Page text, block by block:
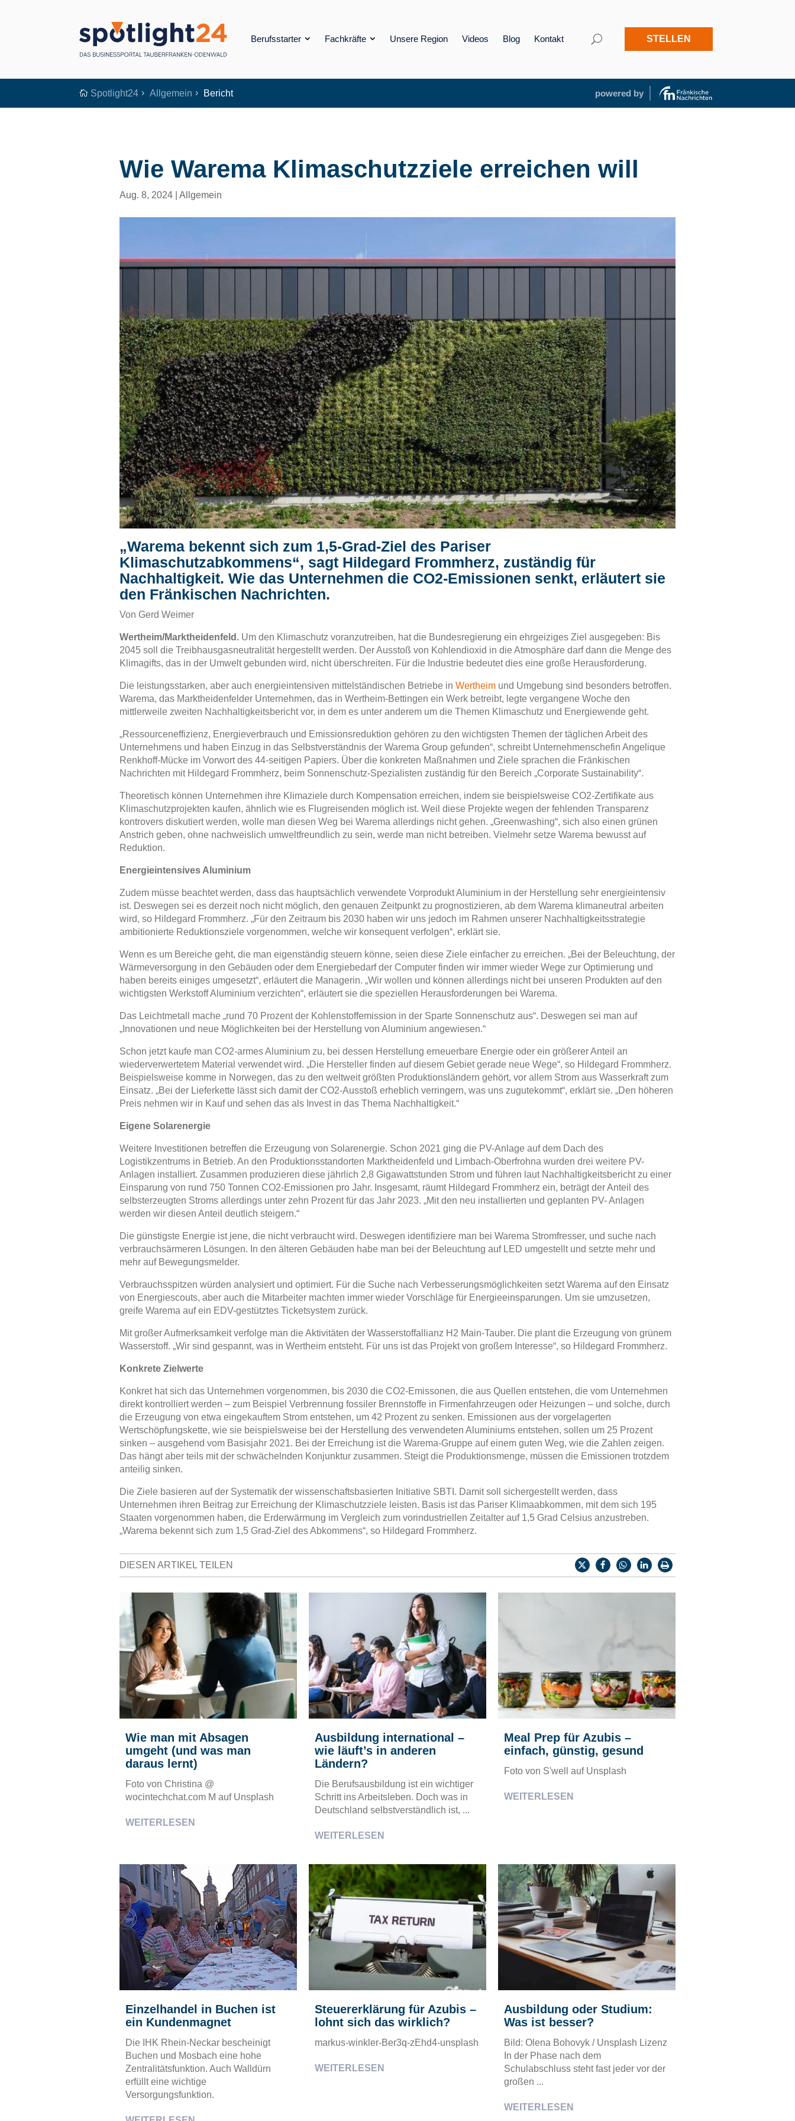
Berufsstarter Fachkräfte Unsere Region Videos Blog Kontakt STELLEN
 Spotlight24 5 Allgemein 5 Bericht powered by
Wie Warema Klimaschutzziele erreichen will
Aug. 8, 2024 Allgemein
„Warema bekennt sich zum 1,5-Grad-Ziel des Pariser
Klimaschutzabkommens“, sagt Hildegard Frommherz, zuständig für
Nachhaltigkeit. Wie das Unternehmen die CO2-Emissionen senkt, erläutert sie
den Fränkischen Nachrichten.
Von Gerd Weimer
Wertheim/Marktheidenfeld. Um den Klimaschutz voranzutreiben, hat die Bundesregierung ein ehrgeiziges Ziel ausgegeben: Bis
2045 soll die Treibhausgasneutralität hergestellt werden. Der Ausstoß von Kohlendioxid in die Atmosphäre darf dann die Menge des
Klimagifts, das in der Umwelt gebunden wird, nicht überschreiten. Für die Industrie bedeutet dies eine große Herausforderung.
Die leistungsstarken, aber auch energieintensiven mittelständischen Betriebe in Wertheim und Umgebung sind besonders betroffen.
Warema, das Marktheidenfelder Unternehmen, das in Wertheim-Bettingen ein Werk betreibt, legte vergangene Woche den
mittlerweile zweiten Nachhaltigkeitsbericht vor, in dem es unter anderem um die Themen Klimaschutz und Energiewende geht.
„Ressourceneffizienz, Energieverbrauch und Emissionsreduktion gehören zu den wichtigsten Themen der täglichen Arbeit des
Unternehmens und haben Einzug in das Selbstverständnis der Warema Group gefunden“, schreibt Unternehmenschefin Angelique
Renkhoff-Mücke im Vorwort des 44-seitigen Papiers. Über die konkreten Maßnahmen und Ziele sprachen die Fränkischen
Nachrichten mit Hildegard Frommherz, beim Sonnenschutz-Spezialisten zuständig für den Bereich „Corporate Sustainability“.
Theoretisch können Unternehmen ihre Klimaziele durch Kompensation erreichen, indem sie beispielsweise CO2-Zertifikate aus
Klimaschutzprojekten kaufen, ähnlich wie es Flugreisenden möglich ist. Weil diese Projekte wegen der fehlenden Transparenz
kontrovers diskutiert werden, wolle man diesen Weg bei Warema allerdings nicht gehen. „Greenwashing“, sich also einen grünen
Anstrich geben, ohne nachweislich umweltfreundlich zu sein, werde man nicht betreiben. Vielmehr setze Warema bewusst auf
Reduktion.
Energieintensives Aluminium
Zudem müsse beachtet werden, dass das hauptsächlich verwendete Vorprodukt Aluminium in der Herstellung sehr energieintensiv
ist. Deswegen sei es derzeit noch nicht möglich, den genauen Zeitpunkt zu prognostizieren, ab dem Warema klimaneutral arbeiten
wird, so Hildegard Frommherz. „Für den Zeitraum bis 2030 haben wir uns jedoch im Rahmen unserer Nachhaltigkeitsstrategie
ambitionierte Reduktionsziele vorgenommen, welche wir konsequent verfolgen“, erklärt sie.
Wenn es um Bereiche geht, die man eigenständig steuern könne, seien diese Ziele einfacher zu erreichen. „Bei der Beleuchtung, der
Wärmeversorgung in den Gebäuden oder dem Energiebedarf der Computer finden wir immer wieder Wege zur Optimierung und
haben bereits einiges umgesetzt“, erläutert die Managerin. „Wir wollen und können allerdings nicht bei unseren Produkten auf den
wichtigsten Werkstoff Aluminium verzichten“, erläutert sie die speziellen Herausforderungen bei Warema.
Das Leichtmetall mache „rund 70 Prozent der Kohlenstoffemission in der Sparte Sonnenschutz aus“. Deswegen sei man auf
„Innovationen und neue Möglichkeiten bei der Herstellung von Aluminium angewiesen.“
Schon jetzt kaufe man CO2-armes Aluminium zu, bei dessen Herstellung erneuerbare Energie oder ein größerer Anteil an
wiederverwertetem Material verwendet wird. „Die Hersteller finden auf diesem Gebiet gerade neue Wege“, so Hildegard Frommherz.
Beispielsweise komme in Norwegen, das zu den weltweit größten Produktionsländern gehört, vor allem Strom aus Wasserkraft zum
Einsatz. „Bei der Lieferkette lässt sich damit der CO2-Ausstoß erheblich verringern, was uns zugutekommt“, erklärt sie. „Den höheren
Preis nehmen wir in Kauf und sehen das als Invest in das Thema Nachhaltigkeit.“
Eigene Solarenergie
Weitere Investitionen betreffen die Erzeugung von Solarenergie. Schon 2021 ging die PV-Anlage auf dem Dach des
Logistikzentrums in Betrieb. An den Produktionsstandorten Marktheidenfeld und Limbach-Oberfrohna wurden drei weitere PV-
Anlagen installiert. Zusammen produzieren diese jährlich 2,8 Gigawattstunden Strom und führen laut Nachhaltigkeitsbericht zu einer
Einsparung von rund 750 Tonnen CO2-Emissionen pro Jahr. Insgesamt, räumt Hildegard Frommherz ein, beträgt der Anteil des
selbsterzeugten Stroms allerdings unter zehn Prozent für das Jahr 2023. „Mit den neu installierten und geplanten PV- Anlagen
werden wir diesen Anteil deutlich steigern.“
Die günstigste Energie ist jene, die nicht verbraucht wird. Deswegen identifiziere man bei Warema Stromfresser, und suche nach
verbrauchsärmeren Lösungen. In den älteren Gebäuden habe man bei der Beleuchtung auf LED umgestellt und setzte mehr und
mehr auf Bewegungsmelder.
Verbrauchsspitzen würden analysiert und optimiert. Für die Suche nach Verbesserungsmöglichkeiten setzt Warema auf den Einsatz
von Energiescouts, aber auch die Mitarbeiter machten immer wieder Vorschläge für Energieeinsparungen. Um sie umzusetzen,
greife Warema auf ein EDV-gestütztes Ticketsystem zurück.
Mit großer Aufmerksamkeit verfolge man die Aktivitäten der Wasserstoffallianz H2 Main-Tauber. Die plant die Erzeugung von grünem
Wasserstoff. „Wir sind gespannt, was in Wertheim entsteht. Für uns ist das Projekt von großem Interesse“, so Hildegard Frommherz.
Konkrete Zielwerte
Konkret hat sich das Unternehmen vorgenommen, bis 2030 die CO2-Emissonen, die aus Quellen entstehen, die vom Unternehmen
direkt kontrolliert werden – zum Beispiel Verbrennung fossiler Brennstoffe in Firmenfahrzeugen oder Heizungen – und solche, durch
die Erzeugung von etwa eingekauftem Strom entstehen, um 42 Prozent zu senken. Emissionen aus der vorgelagerten
Wertschöpfungskette, wie sie beispielsweise bei der Herstellung des verwendeten Aluminiums entstehen, sollen um 25 Prozent
sinken – ausgehend vom Basisjahr 2021. Bei der Erreichung ist die Warema-Gruppe auf einem guten Weg, wie die Zahlen zeigen.
Das hängt aber teils mit der schwächelnden Konjunktur zusammen. Steigt die Produktionsmenge, müssen die Emissionen trotzdem
anteilig sinken.
Die Ziele basieren auf der Systematik der wissenschaftsbasierten Initiative SBTI. Damit soll sichergestellt werden, dass
Unternehmen ihren Beitrag zur Erreichung der Klimaschutzziele leisten. Basis ist das Pariser Klimaabkommen, mit dem sich 195
Staaten vorgenommen haben, die Erderwärmung im Vergleich zum vorindustriellen Zeitalter auf 1,5 Grad Celsius anzustreben.
„Warema bekennt sich zum 1,5 Grad-Ziel des Abkommens“, so Hildegard Frommherz.
DIESEN ARTIKEL TEILEN
Wie man mit Absagen
umgeht (und was man
daraus lernt)
Foto von Christina @
wocintechchat.com M auf Unsplash
WEITERLESEN
Ausbildung international –
wie läuft’s in anderen
Ländern?
Die Berufsausbildung ist ein wichtiger
Schritt ins Arbeitsleben. Doch was in
Deutschland selbstverständlich ist, ...
WEITERLESEN
Meal Prep für Azubis –
einfach, günstig, gesund
Foto von S'well auf Unsplash
WEITERLESEN
Einzelhandel in Buchen ist
ein Kundenmagnet
Die IHK Rhein-Neckar bescheinigt
Buchen und Mosbach eine hohe
Zentralitätsfunktion. Auch Walldürn
erfüllt eine wichtige
Versorgungsfunktion.
Steuererklärung für Azubis –
lohnt sich das wirklich?
markus-winkler-Ber3q-zEhd4-unsplash
WEITERLESEN
Ausbildung oder Studium:
Was ist besser?
Bild: Olena Bohovyk / Unsplash Lizenz
In der Phase nach dem
Schulabschluss steht fast jeder vor der
großen ...
WEITERLESEN